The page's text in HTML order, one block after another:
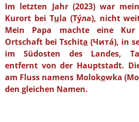
Im letzten Jahr (2023) war
Kurort bei Tula (Ту́ла), nicht
Mein Papa machte eine
Ortschaft bei Tschita (Чита́), in
im Südosten des Landes,
entfernt von der Hauptstadt.
am Fluss namens Molokowka
den gleichen Namen.